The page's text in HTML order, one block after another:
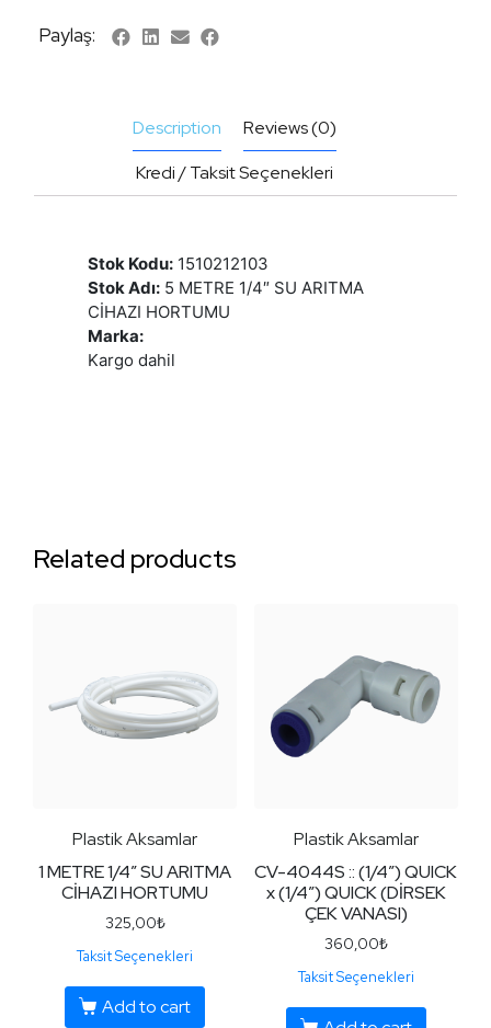
Paylaş:
Description
Reviews (0)
Kredi / Taksit Seçenekleri
Stok Kodu: 1510212103
Stok Adı: 5 METRE 1/4″ SU ARITMA
CİHAZI HORTUMU
Marka:
Kargo dahil
Related products
Plastik Aksamlar
1 METRE 1/4″ SU ARITMA
CİHAZI HORTUMU
325,00₺
Taksit Seçenekleri
Add to cart
Plastik Aksamlar
CV-4044S :: (1/4″) QUICK
x (1/4″) QUICK (DİRSEK
ÇEK VANASI)
360,00₺
Taksit Seçenekleri